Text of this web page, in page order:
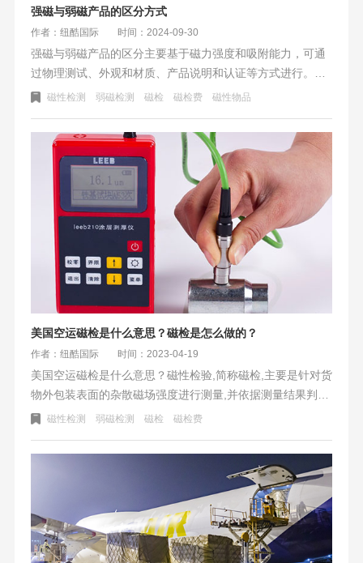
强磁与弱磁产品的区分方式
作者：纽酷国际 时间：2024-09-30
强磁与弱磁产品的区分主要基于磁力强度和吸附能力，可通
过物理测试、外观和材质、产品说明和认证等方式进行。空
运对磁性产品收货要求严格，因磁场可能干扰飞机系统，影
实际操作中，需选择合适区分方法，并遵守相关法规和规定
以确保运输安全。
磁性检测 弱磁检测 磁检 磁检费 磁性物品
美国空运磁检是什么意思？磁检是怎么做的？
作者：纽酷国际 时间：2023-04-19
美国空运磁检是什么意思？磁性检验,简称磁检,主要是针对货
物外包装表面的杂散磁场强度进行测量,并依据测量结果判断
该货物的空运磁性危险性。若磁性物质本身对其它物品可能
的,根据国际航空运输守则将磁性货物列为第9类危险品,在收
磁性检测 弱磁检测 磁检 磁检费